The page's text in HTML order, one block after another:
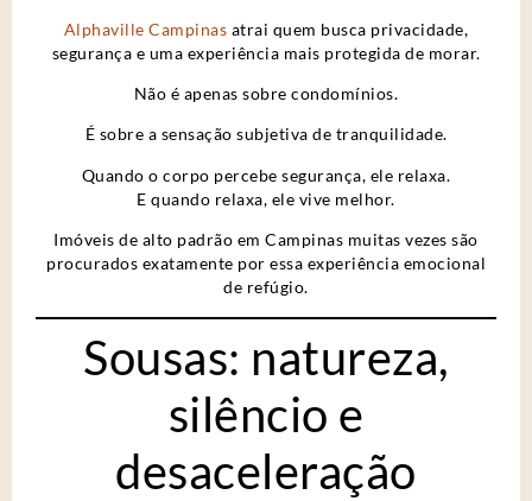
Alphaville Campinas atrai quem busca privacidade,
segurança e uma experiência mais protegida de morar.
Não é apenas sobre condomínios.
É sobre a sensação subjetiva de tranquilidade.
Quando o corpo percebe segurança, ele relaxa.
E quando relaxa, ele vive melhor.
Imóveis de alto padrão em Campinas muitas vezes são
procurados exatamente por essa experiência emocional
de refúgio.
Sousas: natureza,
silêncio e
desaceleração